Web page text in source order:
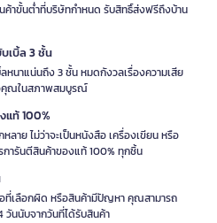
าขั้นต่ำที่บริษัทกำหนด รับสิทธิ์ส่งฟรีถึงบ้าน
เบิ้ล 3 ชั้น
นาแน่นถึง 3 ชั้น หมดกังวลเรื่องความเสีย
คุณในสภาพสมบูรณ์
แท้ 100%
าย ไม่ว่าจะเป็นหนังสือ เครื่องเขียน หรือ
ารันตีสินค้าของแท้ 100% ทุกชิ้น
อที่เลือกผิด หรือสินค้ามีปัญหา คุณสามารถ
วันนับจากวันที่ได้รับสินค้า